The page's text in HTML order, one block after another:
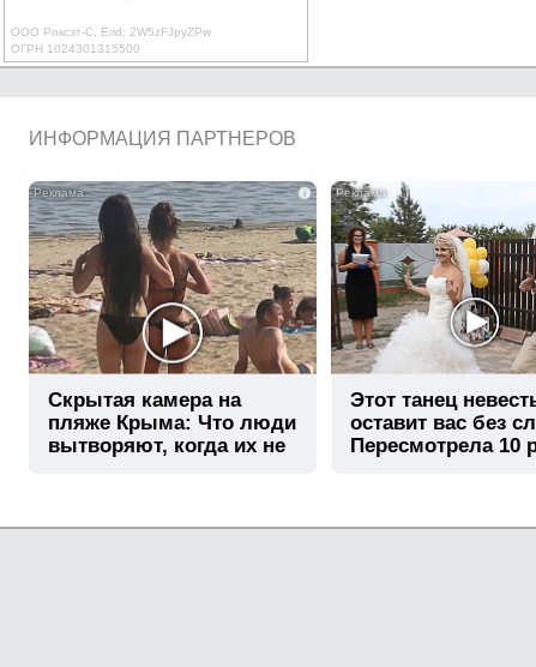
ООО Роксэт-С, Erid: 2W5zFJpyZPw
ОГРН 1024301315500
ИНФОРМАЦИЯ ПАРТНЕРОВ
i
Скрытая камера на
пляже Крыма: Что люди
вытворяют, когда их не
Этот танец
оставит вас без
Пересмотрела 10